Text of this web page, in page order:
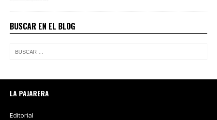
BUSCAR EN EL BLOG
LA PAJARERA
Editorial